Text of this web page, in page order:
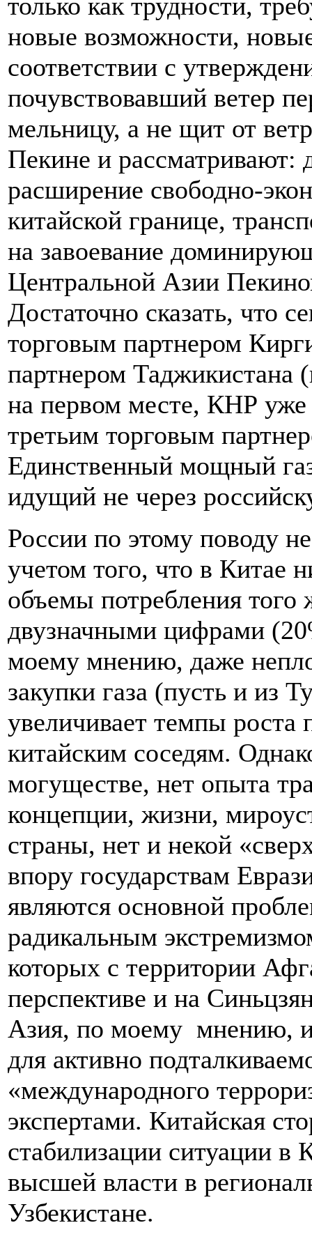
новые возможности,
соответствии с
почувствовавший ветер
мельницу, а не щит от
Пекине и рассматривают:
расширение свободно-
китайской границе,
на завоевание
Центральной Азии
Достаточно сказать, что
торговым партнером
партнером Таджикистана
на первом месте, КНР
третьим торговым
Единственный мощный
идущий не через
России по этому поводу
учетом того, что в Китае
объемы потребления того
двузначными цифрами
моему мнению, даже
закупки газа (пусть и из
увеличивает темпы роста
китайским соседям.
могуществе, нет опыта
концепции, жизни,
страны, нет и некой
впору государствам
являются основной
радикальным
которых с территории
перспективе и на
Азия, по моему мнению,
для активно
«международного
экспертами. Китайская
стабилизации ситуации в
высшей власти в
Узбекистане.